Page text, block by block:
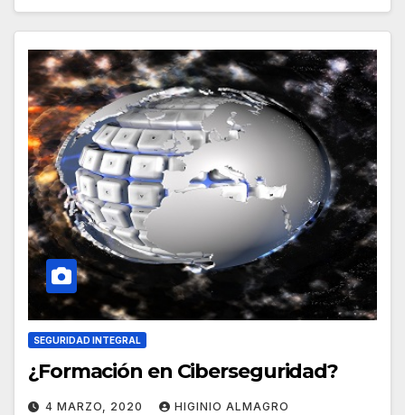
SEGURIDAD INTEGRAL
¿Formación en Ciberseguridad?
4 MARZO, 2020 HIGINIO ALMAGRO